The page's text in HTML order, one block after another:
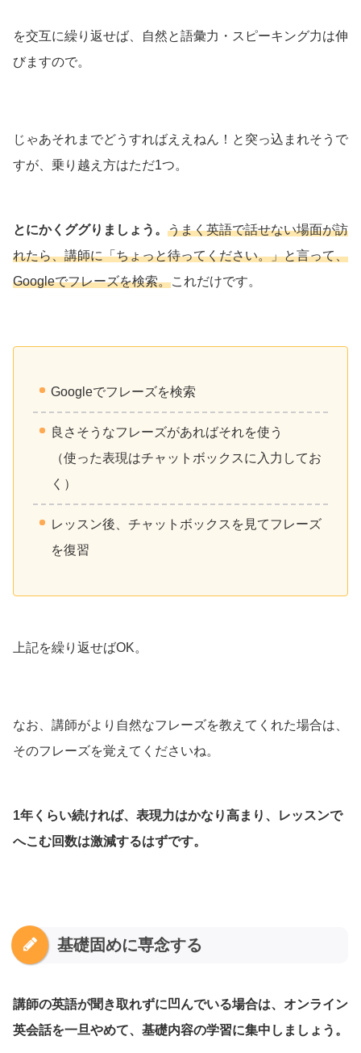
を交互に繰り返せば、自然と語彙力・スピーキング力は伸
びますので。
じゃあそれまでどうすればええねん！と突っ込まれそうで
すが、乗り越え方はただ1つ。
とにかくググりましょう。 うまく英語で話せない場面が訪
れたら、講師に「ちょっと待ってください。」と言って、
Googleでフレーズを検索。これだけです。
Googleでフレーズを検索
良さそうなフレーズがあればそれを使う
（使った表現はチャットボックスに入力してお
く）
レッスン後、チャットボックスを見てフレーズ
を復習
上記を繰り返せばOK。
なお、講師がより自然なフレーズを教えてくれた場合は、
そのフレーズを覚えてくださいね。
1年くらい続ければ、表現力はかなり高まり、レッスンで
へこむ回数は激減するはずです。
基礎固めに専念する
講師の英語が聞き取れずに凹んでいる場合は、オンライン
英会話を一旦やめて、基礎内容の学習に集中しましょう。